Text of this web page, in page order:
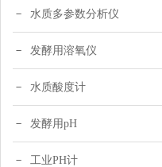
水质多参数分析仪
发酵用溶氧仪
水质酸度计
发酵用pH
工业PH计